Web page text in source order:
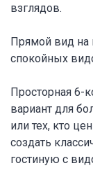
взглядов.
Прямой вид на
спокойных
Просторная 6-
вариант для
или тех, кто
создать
гостиную с